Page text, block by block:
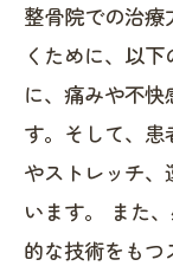
整骨院での治
くために、以
に、痛みや不
す。そして、
やストレッチ
います。 また
的な技術をもつ